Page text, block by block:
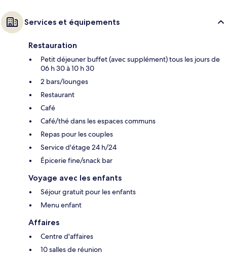
Services et équipements
Restauration
Petit déjeuner buffet (avec supplément) tous les jours de
06 h 30 à 10 h 30
2 bars/lounges
Restaurant
Café
Café/thé dans les espaces communs
Repas pour les couples
Service d'étage 24 h/24
Épicerie fine/snack bar
Voyage avec les enfants
Séjour gratuit pour les enfants
Menu enfant
Affaires
Centre d'affaires
10 salles de réunion